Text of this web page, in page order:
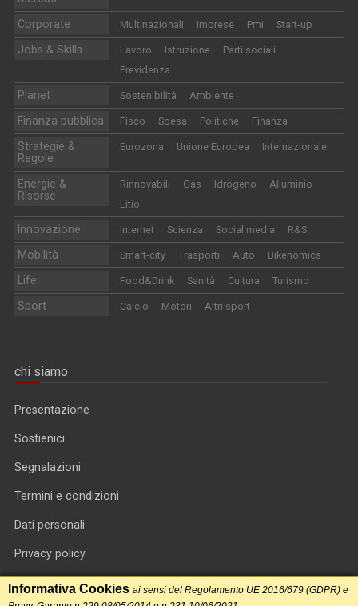
Corporate Multinazionali Imprese Pmi Start-up
Jobs & Skills Lavoro Istruzione
Parti sociali
Previdenza
Planet Sostenibilità Ambiente
Finanza pubblica Fisco Spesa Politiche Finanza
Strategie &
Regole
Eurozona Unione Europea Internazionale
Energie &
Risorse
Rinnovabili Gas Idrogeno
Alluminio
Litio
Innovazione Internet Scienza Social media R&S
Mobilità Smart-city Trasporti Auto Bikenomics
Life Food&Drink Sanità Cultura Turismo
Sport Calcio Motori Altri sport
chi siamo
Presentazione
Sostienici
Segnalazioni
Termini e condizioni
Dati personali
Privacy policy
Informativa cookie
Informativa Cookies ai sensi del Regolamento UE 2016/679 (GDPR) e